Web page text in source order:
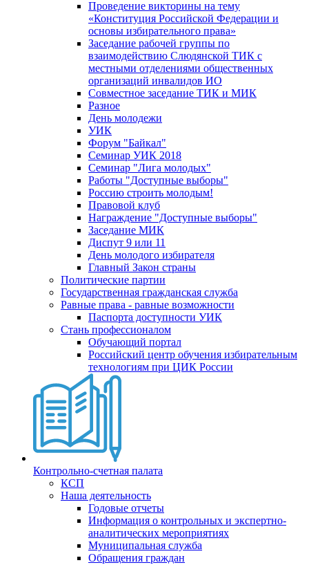
Проведение викторины на тему
«Конституция Российской Федерации и
основы избирательного права»
Заседание рабочей группы по
взаимодействию Слюдянской ТИК с
местными отделениями общественных
организаций инвалидов ИО
Совместное заседание ТИК и МИК
Разное
День молодежи
УИК
Форум "Байкал"
Семинар УИК 2018
Семинар "Лига молодых"
Работы "Доступные выборы"
Россию строить молодым!
Правовой клуб
Награждение "Доступные выборы"
Заседание МИК
Диспут 9 или 11
День молодого избирателя
Главный Закон страны
Политические партии
Государственная гражданская служба
Равные права - равные возможности
Паспорта доступности УИК
Стань профессионалом
Обучающий портал
Российский центр обучения избирательным
технологиям при ЦИК России
Контрольно-счетная палата
КСП
Наша деятельность
Годовые отчеты
Информация о контрольных и экспертно-
аналитических мероприятиях
Муниципальная служба
Обращения граждан